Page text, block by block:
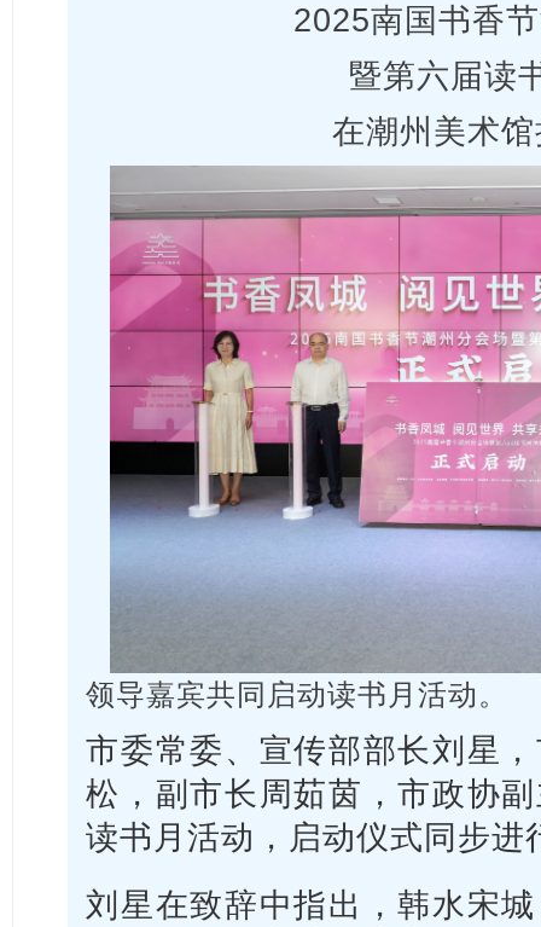
2025南国书香
暨第六届读
在潮州美术
领导嘉宾共同启动读书月活动。
市委常委、宣传部部长刘星
松，副市长周茹茵，市政协
读书月活动，启动仪式同步进
刘星在致辞中指出，韩水宋